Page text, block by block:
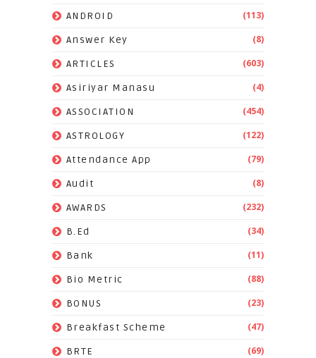
ANDROID (113)
Answer Key (8)
ARTICLES (603)
Asiriyar Manasu (4)
ASSOCIATION (454)
ASTROLOGY (122)
Attendance App (79)
Audit (8)
AWARDS (232)
B.Ed (34)
Bank (11)
Bio Metric (88)
BONUS (23)
Breakfast Scheme (47)
BRTE (69)